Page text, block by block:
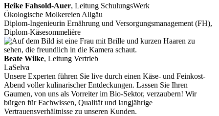
Heike Fahsold-Auer, Leitung SchulungsWerk
Ökologische Molkereien Allgäu
Diplom-Ingenieurin Ernährung und Versorgungsmanagement (FH),
Diplom-Käsesommelière
Beate Wilke, Leitung Vertrieb
LaSelva
Unsere Experten führen Sie live durch einen Käse- und Feinkost-
Abend voller kulinarischer Entdeckungen. Lassen Sie Ihren
Gaumen, von uns als Vorreiter im Bio-Sektor, verzaubern! Wir
bürgen für Fachwissen, Qualität und langjährige
Vertrauensverhältnisse zu unseren Kunden.